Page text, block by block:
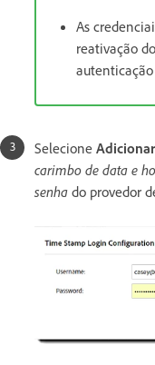
As
reativação
autenticação
Selecione Adicionar
carimbo de data e
senha do provedor